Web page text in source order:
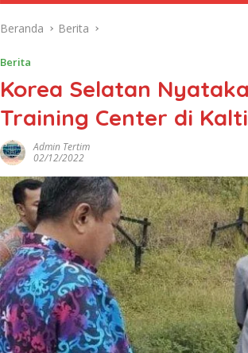
Beranda Berita
Berita
Korea Selatan
Training Center di
Admin Tertim
02/12/2022